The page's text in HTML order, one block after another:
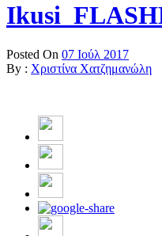
Posted On 07 Ιούλ 2017
By : Χριστίνα Χατζημανώλη